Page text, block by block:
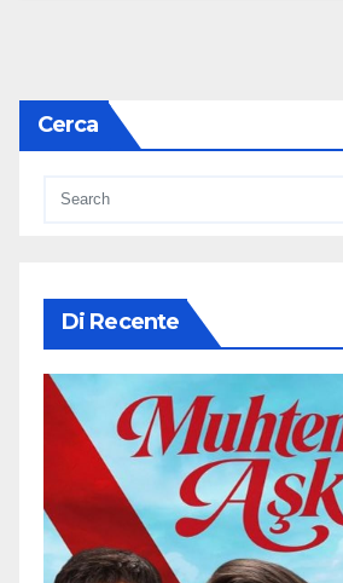
Cerca
Di Recente